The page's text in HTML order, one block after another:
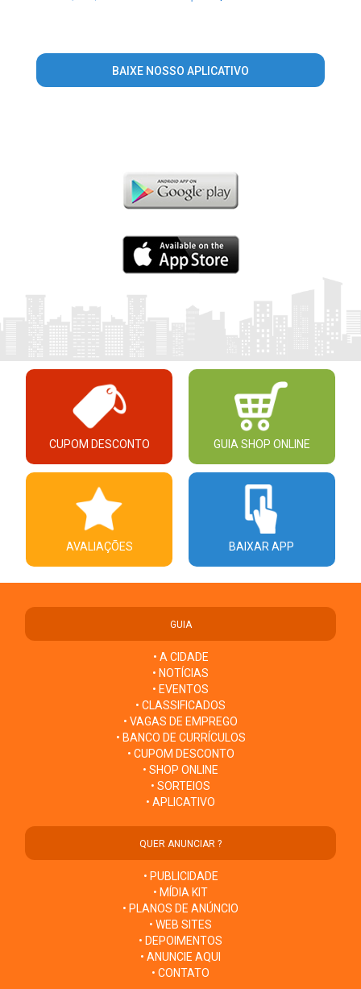
BAIXE NOSSO APLICATIVO
CUPOM DESCONTO GUIA SHOP ONLINE
AVALIAÇÕES BAIXAR APP
GUIA
• A CIDADE
• NOTÍCIAS
• EVENTOS
• CLASSIFICADOS
• VAGAS DE EMPREGO
• BANCO DE CURRÍCULOS
• CUPOM DESCONTO
• SHOP ONLINE
• SORTEIOS
• APLICATIVO
QUER ANUNCIAR ?
• PUBLICIDADE
• MÍDIA KIT
• PLANOS DE ANÚNCIO
• WEB SITES
• DEPOIMENTOS
• ANUNCIE AQUI
• CONTATO